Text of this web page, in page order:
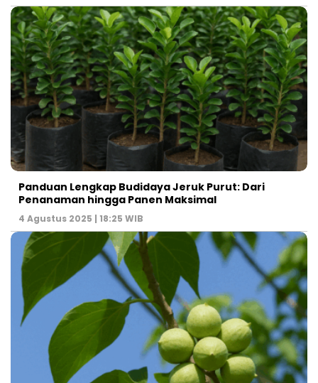
Panduan Lengkap Budidaya Jeruk Purut: Dari
Penanaman hingga Panen Maksimal
4 Agustus 2025 | 18:25 WIB